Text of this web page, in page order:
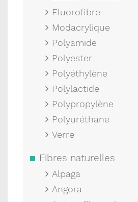
Fluorofibre
Modacrylique
Polyamide
Polyester
Polyéthylène
Polylactide
Polypropylène
Polyuréthane
Verre
Fibres naturelles
Alpaga
Angora